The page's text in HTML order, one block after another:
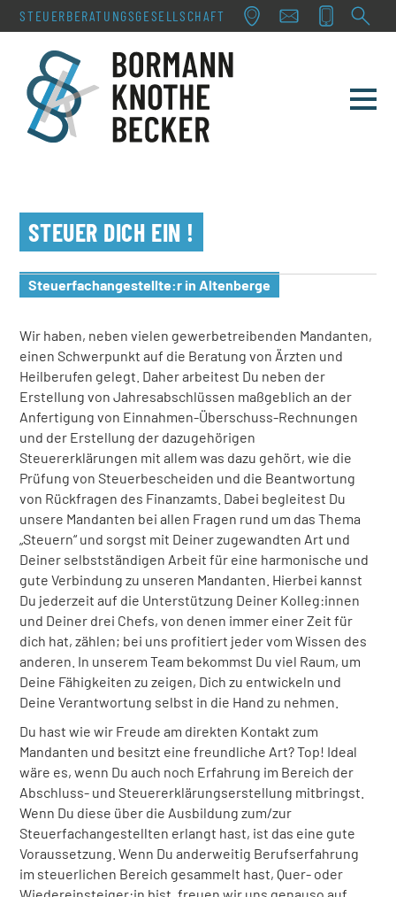
STEUERBERATUNGS­GESELLSCHAFT
LEISTUNGEN
SERVICE & AKTUELLES
KONTAKT
KARRIERE
Steuerfach­angestellter:in
Auszubildende:r - Steuerfach­angestellte:r
Steuerfachwirt:in
Fachkraft für Lohn- und Gehalts­buchhaltung
Buchhalter:in
Buchhalter:in mit Schwerpunkt: Heilberufe
STEUER DICH EIN !
Steuerfachangestellte:r in Altenberge
Wir haben, neben vielen gewerbetreibenden Mandanten,
einen Schwerpunkt auf die Beratung von Ärzten und
Heilberufen gelegt. Daher arbeitest Du neben der
Erstellung von Jahresabschlüssen maßgeblich an der
Anfertigung von Einnahmen-Überschuss-Rechnungen
und der Erstellung der dazugehörigen
Steuererklärungen mit allem was dazu gehört, wie die
Prüfung von Steuerbescheiden und die Beantwortung
von Rückfragen des Finanzamts. Dabei begleitest Du
unsere Mandanten bei allen Fragen rund um das Thema
„Steuern“ und sorgst mit Deiner zugewandten Art und
Deiner selbstständigen Arbeit für eine harmonische und
gute Verbindung zu unseren Mandanten. Hierbei kannst
Du jederzeit auf die Unterstützung Deiner Kolleg:innen
und Deiner drei Chefs, von denen immer einer Zeit für
dich hat, zählen; bei uns profitiert jeder vom Wissen des
anderen. In unserem Team bekommst Du viel Raum, um
Deine Fähigkeiten zu zeigen, Dich zu entwickeln und
Deine Verantwortung selbst in die Hand zu nehmen.
Du hast wie wir Freude am direkten Kontakt zum
Mandanten und besitzt eine freundliche Art? Top! Ideal
wäre es, wenn Du auch noch Erfahrung im Bereich der
Abschluss- und Steuererklärungserstellung mitbringst.
Wenn Du diese über die Ausbildung zum/zur
Steuerfachangestellten erlangt hast, ist das eine gute
Voraussetzung. Wenn Du anderweitig Berufserfahrung
im steuerlichen Bereich gesammelt hast, Quer- oder